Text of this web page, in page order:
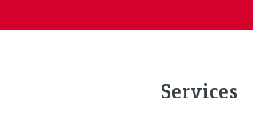
Services